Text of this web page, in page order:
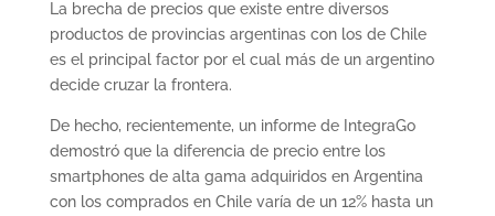
La brecha de precios que existe entre diversos
productos de provincias argentinas con los de Chile
es el principal factor por el cual más de un argentino
decide cruzar la frontera.
De hecho, recientemente, un informe de IntegraGo
demostró que la diferencia de precio entre los
smartphones de alta gama adquiridos en Argentina
con los comprados en Chile varía de un 12% hasta un